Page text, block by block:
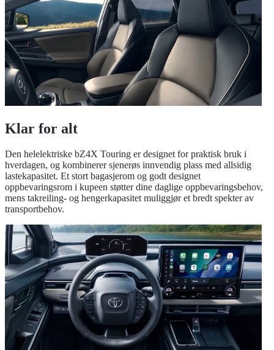
Klar for alt
Den helelektriske bZ4X Touring er designet for praktisk bruk i
hverdagen, og kombinerer sjenerøs innvendig plass med allsidig
lastekapasitet. Et stort bagasjerom og godt designet
oppbevaringsrom i kupeen støtter dine daglige oppbevaringsbehov,
mens takreiling- og hengerkapasitet muliggjør et bredt spekter av
transportbehov.